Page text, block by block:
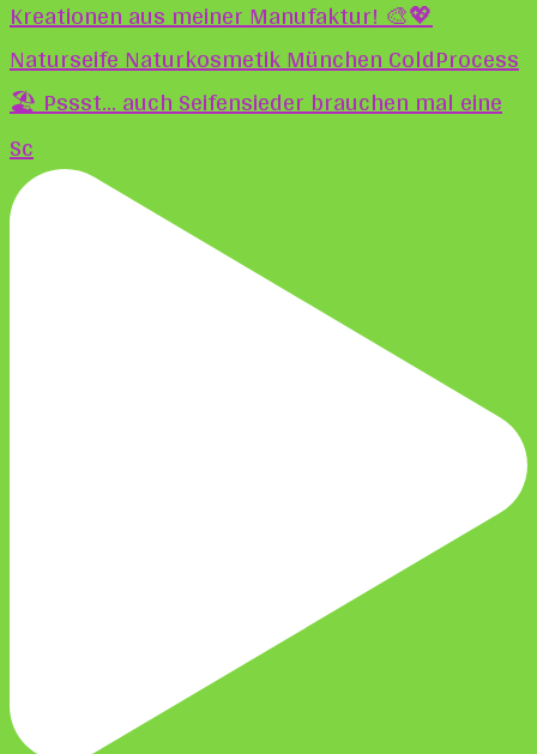
🏖️ Pssst... auch Seifensieder brauchen mal eine
Sc